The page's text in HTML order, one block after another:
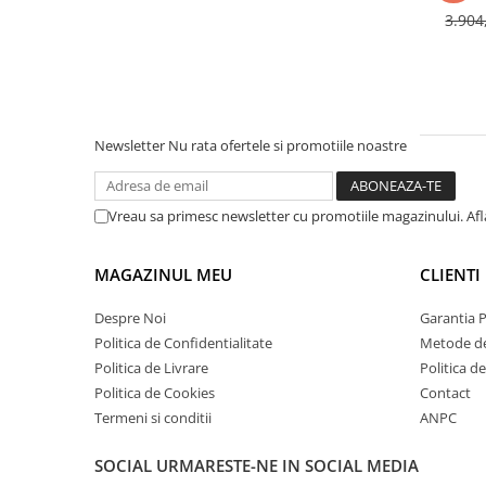
Newsletter Nu rata ofertele si promotiile noastre
Vreau sa primesc newsletter cu promotiile magazinului.
MAGAZINUL MEU
Despre Noi
Politica de Confidentialitate
Politica de Livrare
Politica de Cookies
Termeni si conditii
CLIENTI
Garantia
Metode
Politica
Contact
ANPC
SOCIAL URMARESTE-NE IN SOCIAL MEDIA